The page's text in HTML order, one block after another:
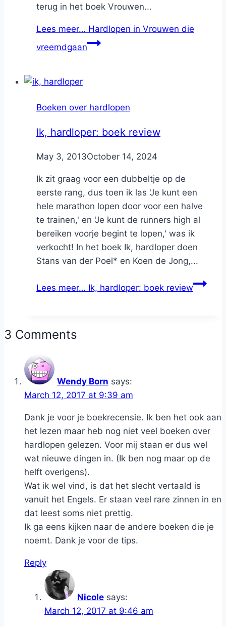
terug in het boek Vrouwen...
Lees meer… Hardlopen in Vrouwen die
vreemdgaan
Boeken over hardlopen
Ik, hardloper: boek review
ByNicole
May 3, 2013October 14, 2024
Ik zit graag voor een dubbeltje op de
eerste rang, dus toen ik las 'Je kunt een
hele marathon lopen door voor een halve
te trainen,' en 'Je kunt de runners high al
bereiken voorje begint te lopen,' was ik
verkocht! In het boek Ik, hardloper doen
Stans van der Poel* en Koen de Jong,...
Lees meer… Ik, hardloper: boek review
3 Comments
Wendy Born says:
March 12, 2017 at 9:39 am
Dank je voor je boekrecensie. Ik ben het ook aan
het lezen maar heb nog niet veel boeken over
hardlopen gelezen. Voor mij staan er dus wel
wat nieuwe dingen in. (Ik ben nog maar op de
helft overigens).
Wat ik wel vind, is dat het slecht vertaald is
vanuit het Engels. Er staan veel rare zinnen in en
dat leest soms niet prettig.
Ik ga eens kijken naar de andere boeken die je
noemt. Dank je voor de tips.
Reply
Nicole says:
March 12, 2017 at 9:46 am